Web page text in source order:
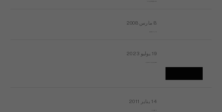
8 مارس 2008
19 يوليو 2023
14 يناير 2011